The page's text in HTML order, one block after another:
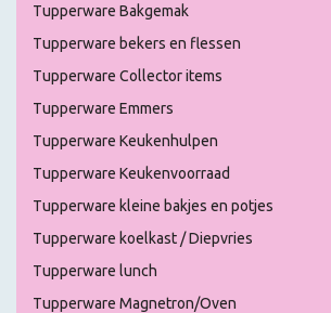
Tupperware Bakgemak
Tupperware bekers en flessen
Tupperware Collector items
Tupperware Emmers
Tupperware Keukenhulpen
Tupperware Keukenvoorraad
Tupperware kleine bakjes en potjes
Tupperware koelkast / Diepvries
Tupperware lunch
Tupperware Magnetron/Oven